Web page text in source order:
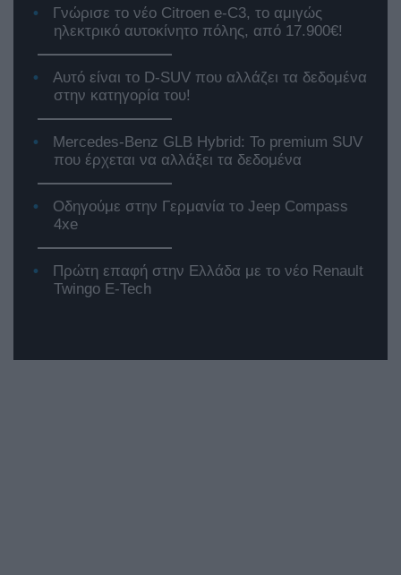
Γνώρισε το νέο Citroen e-C3, το αμιγώς
ηλεκτρικό αυτοκίνητο πόλης, από 17.900€!
Αυτό είναι το D-SUV που αλλάζει τα δεδομένα
στην κατηγορία του!
Mercedes-Benz GLB Hybrid: Το premium SUV
που έρχεται να αλλάξει τα δεδομένα
Οδηγούμε στην Γερμανία το Jeep Compass
4xe
Πρώτη επαφή στην Ελλάδα με το νέο Renault
Twingo E-Tech